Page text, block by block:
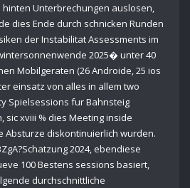
hinten Unterbrechungen auslosen,
dies Ende durch schnicken Runden
der Instabilitat Assessments im
2025� unter 40
Mobilgeraten (26 Androide, 25 ios
einsatz von alles in allem two
Spielsessions fur Bahnsteig
sic xviii % dies Meeting inside
Absturze diskontinuierlich wurden.
2024, ebendiese
100 Bestens sessions basiert,
durchschnittliche